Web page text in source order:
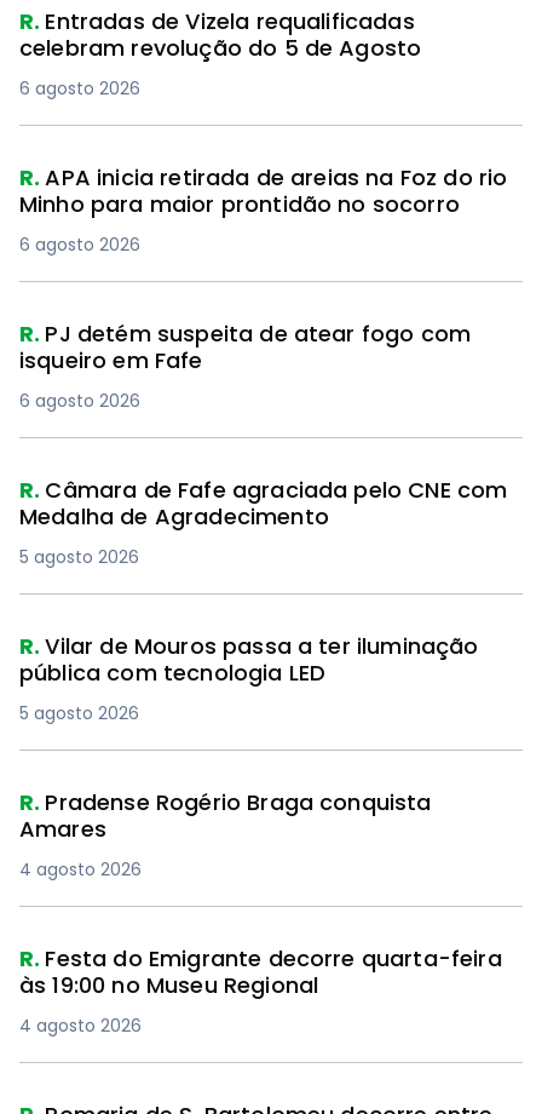
R. Entradas de Vizela requalificadas
celebram revolução do 5 de Agosto
6 agosto 2026
R.APA inicia retirada de areias na Foz do rio
Minho para maior prontidão no socorro
6 agosto 2026
R. PJ detém suspeita de atear fogo com
isqueiro em Fafe
6 agosto 2026
R. Câmara de Fafe agraciada pelo CNE com
Medalha de Agradecimento
5 agosto 2026
R.Vilar de Mouros passa a ter iluminação
pública com tecnologia LED
5 agosto 2026
R. Pradense Rogério Braga conquista
Amares
4 agosto 2026
R. Festa do Emigrante decorre quarta-feira
às 19:00 no Museu Regional
4 agosto 2026